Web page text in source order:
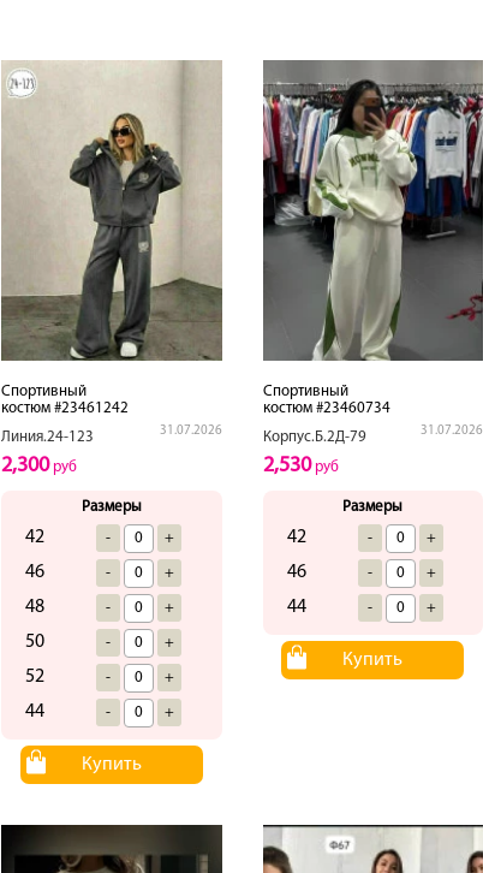
Спортивный
костюм #23461242
Линия.24-123
31.07.2026
2,300руб
Размеры
42 - +
46 - +
48 - +
50 - +
52 - +
44 - +
Купить
Спортивный
костюм #23460734
Корпус.Б.2Д-79
31.07.2026
2,530руб
Размеры
42 - +
46 - +
44 - +
Купить